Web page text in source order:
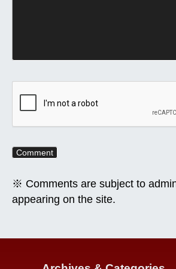
※ Comments are subject to
appearing on the site.